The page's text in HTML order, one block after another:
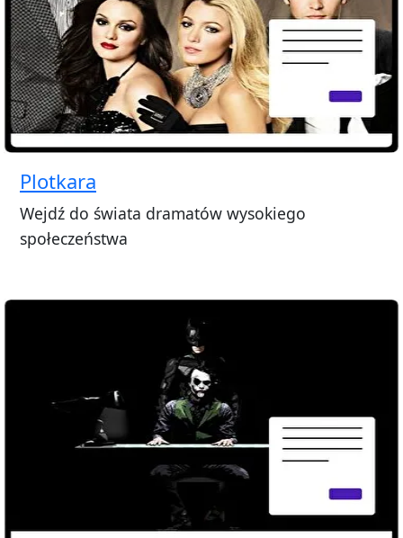
Plotkara
Wejdź do świata dramatów wysokiego
społeczeństwa